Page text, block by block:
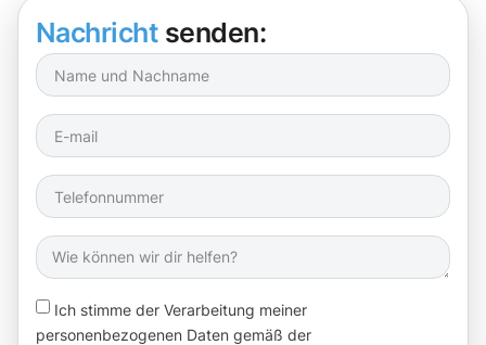
Nachricht senden:
Ich stimme der Verarbeitung meiner
personenbezogenen Daten gemäß der